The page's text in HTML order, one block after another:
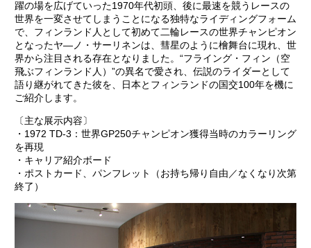
躍の場を広げていった1970年代初頭、後に最速を競うレースの
世界を一変させてしまうことになる独特なライディングフォーム
で、フィンランド人として初めて二輪レースの世界チャンピオン
となったヤ―ノ・サーリネンは、彗星のように檜舞台に現れ、世
界から注目される存在となりました。“フライング・フィン（空
飛ぶフィンランド人）”の異名で愛され、伝説のライダーとして
語り継がれてきた彼を、日本とフィンランドの国交100年を機に
ご紹介します。
〔主な展示内容〕
・1972 TD-3：世界GP250チャンピオン獲得当時のカラーリング
を再現
・キャリア紹介ボード
・ポストカード、パンフレット（お持ち帰り自由／なくなり次第
終了）